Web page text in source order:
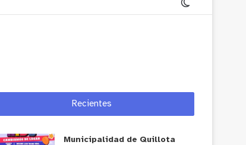
Recientes
Municipalidad de Quillota